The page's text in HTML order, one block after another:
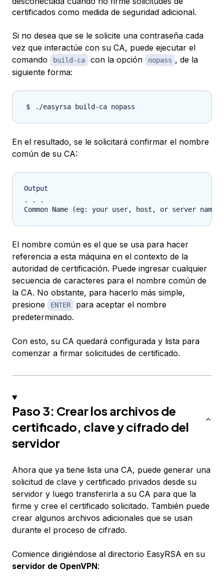
certificados como medida de seguridad adicional.
Si no desea que se le solicite una contraseña cada
vez que interactúe con su CA, puede ejecutar el
comando
build-ca con la opción nopass , de la
siguiente forma:
En el resultado, se le solicitará confirmar el nombre
común de su CA:
Output
. . .
El nombre común es el que se usa para hacer
referencia a esta máquina en el contexto de la
autoridad de certificación. Puede ingresar cualquier
secuencia de caracteres para el nombre común de
la CA. No obstante, para hacerlo más simple,
presione
ENTER
para aceptar el nombre
predeterminado.
Con esto, su CA quedará configurada y lista para
comenzar a firmar solicitudes de certificado.
Paso 3: Crear los archivos de
certificado, clave y cifrado del
servidor
Ahora que ya tiene lista una CA, puede generar una
solicitud de clave y certificado privados desde su
servidor y luego transferirla a su CA para que la
firme y cree el certificado solicitado. También puede
crear algunos archivos adicionales que se usan
durante el proceso de cifrado.
Comience dirigiéndose al directorio EasyRSA en su
servidor de OpenVPN: